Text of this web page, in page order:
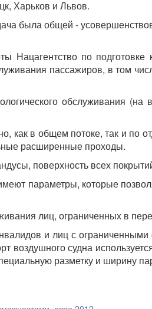
Харьков и Львов.
была общей -
по подготовке
пассажиров, в том
обслуживания
в общем потоке, так и по
расширенные проходы.
поверхность всех
параметры, которые
лиц, ограниченных в
и лиц с
воздушного судна
разметку и ширину